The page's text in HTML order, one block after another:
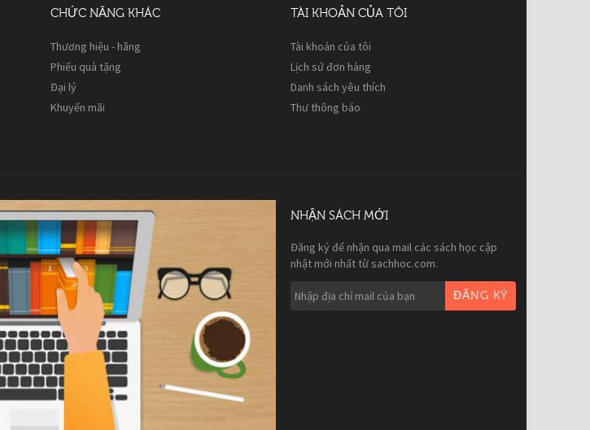
CHỨC NĂNG KHÁC
Thương hiệu - hãng
Phiếu quà tặng
Đại lý
Khuyến mãi
TÀI KHOẢN CỦA TÔI
Tài khoản của tôi
Lịch sử đơn hàng
Danh sách yêu thích
Thư thông báo
NHẬN SÁCH MỚI
Đăng ký để nhận qua mail các sách học cập
nhật mới nhất từ sachhoc.com.
ĐĂNG KÝ